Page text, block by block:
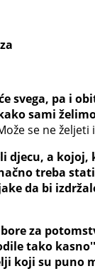
svega, pa i
sami
se ne
djecu, a
treba
da bi
za
tako
koji su puno